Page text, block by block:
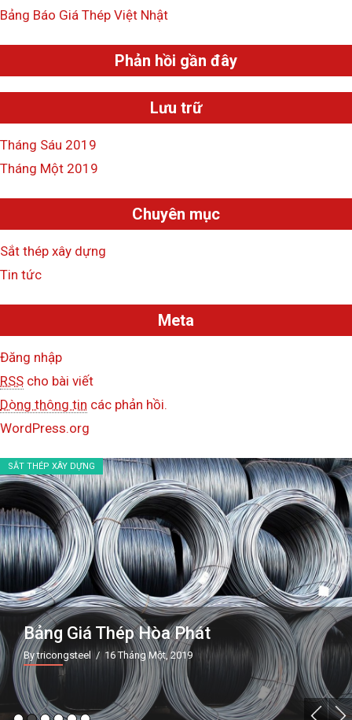
:
Bảng Báo Giá Thép Việt Nhật
Phản hồi gần đây
Lưu trữ
Tháng Sáu 2019
Tháng Một 2019
Chuyên mục
Sắt thép xây dựng
Tin tức
Meta
Đăng nhập
RSS cho bài viết
Dòng thông tin các phản hồi.
WordPress.org
SẮT THÉP XÂY DỰNG
Bảng Giá Thép Hòa Phát
By tricongsteel/ 16 Tháng Một, 2019